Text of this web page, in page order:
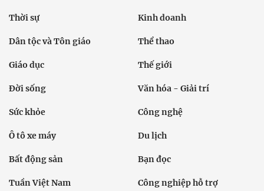
Thời sự Kinh doanh
Dân tộc và Tôn giáo Thể thao
Giáo dục Thế giới
Đời sống Văn hóa - Giải trí
Sức khỏe Công nghệ
Ô tô xe máy Du lịch
Bất động sản Bạn đọc
Tuần Việt Nam Công nghiệp hỗ trợ